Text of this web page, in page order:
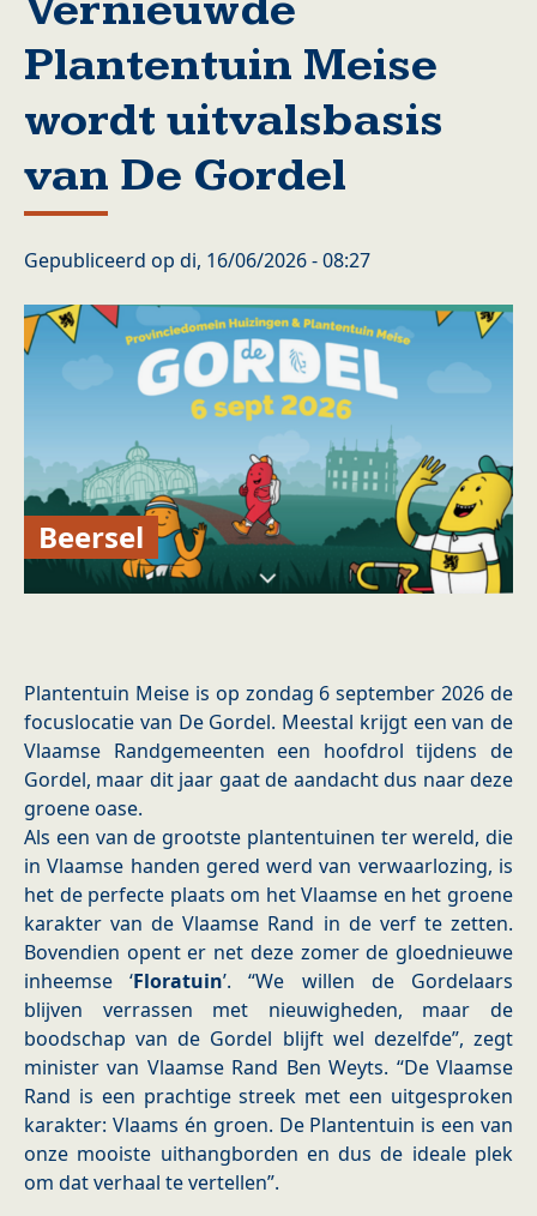
Plantentuin Meise
wordt uitvalsbasis
van De Gordel
Gepubliceerd op di, 16/06/2026 - 08:27
Beersel
Plantentuin Meise is op zondag 6 september 2026 de
focuslocatie van De Gordel. Meestal krijgt een van de
Vlaamse Randgemeenten een hoofdrol tijdens de
Gordel, maar dit jaar gaat de aandacht dus naar deze
groene oase.
Als een van de grootste plantentuinen ter wereld, die
in Vlaamse handen gered werd van verwaarlozing, is
het de perfecte plaats om het Vlaamse en het groene
karakter van de Vlaamse Rand in de verf te zetten.
Bovendien opent er net deze zomer de gloednieuwe
inheemse ‘Floratuin’. “We willen de Gordelaars
blijven verrassen met nieuwigheden, maar de
boodschap van de Gordel blijft wel dezelfde”, zegt
minister van Vlaamse Rand Ben Weyts. “De Vlaamse
Rand is een prachtige streek met een uitgesproken
karakter: Vlaams én groen. De Plantentuin is een van
onze mooiste uithangborden en dus de ideale plek
om dat verhaal te vertellen”.